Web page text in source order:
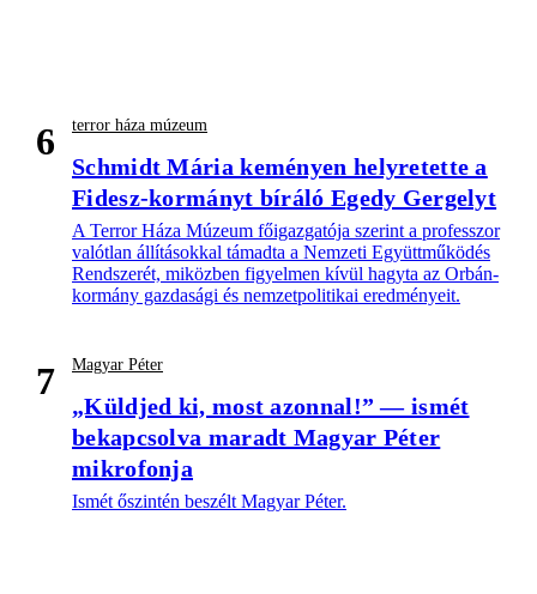
6 terror háza múzeum
Schmidt Mária keményen helyretette a
Fidesz-kormányt bíráló Egedy Gergelyt
A Terror Háza Múzeum főigazgatója szerint a professzor
valótlan állításokkal támadta a Nemzeti Együttműködés
Rendszerét, miközben figyelmen kívül hagyta az Orbán-
kormány gazdasági és nemzetpolitikai eredményeit.
7 Magyar Péter
„Küldjed ki, most azonnal!” — ismét
bekapcsolva maradt Magyar Péter
mikrofonja
Ismét őszintén beszélt Magyar Péter.